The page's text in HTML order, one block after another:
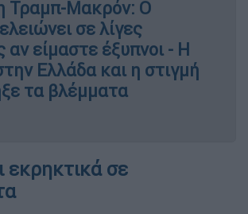
Τραμπ-Μακρόν: Ο
σε λίγες
αν είμαστε έξυπνοι - Η
Ελλάδα και η στιγμή
τα βλέμματα
εκρηκτικά σε